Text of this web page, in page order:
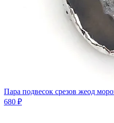
Пара подвесок срезов жеод
680 ₽